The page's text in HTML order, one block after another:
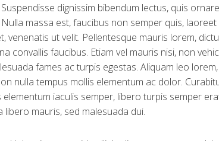
dignissim bibendum lectus, quis
massa est, faucibus non semper quis,
venenatis ut velit. Pellentesque mauris lorem,
convallis faucibus. Etiam vel mauris nisi, non
fames ac turpis egestas. Aliquam leo
nulla tempus mollis elementum ac dolor.
elementum iaculis semper, libero turpis semper
libero mauris, sed malesuada dui.